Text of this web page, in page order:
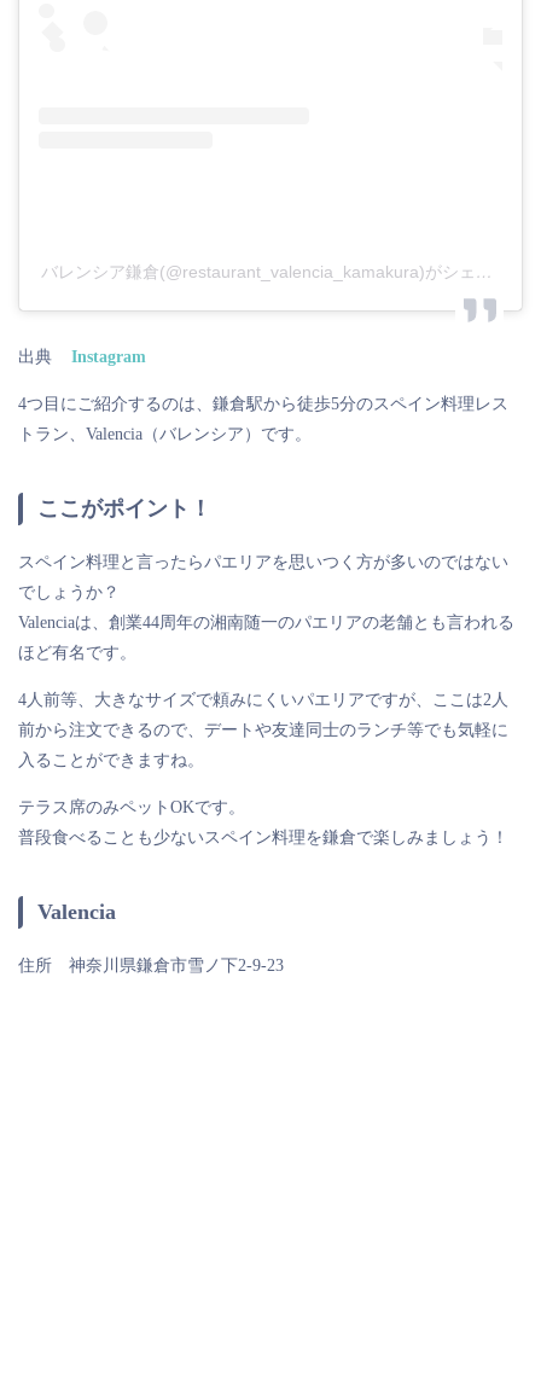
バレンシア鎌倉(@restaurant_valencia_kamakura)がシェアした投稿
出典 Instagram
4つ目にご紹介するのは、鎌倉駅から徒歩5分のスペイン料理レス
トラン、Valencia（バレンシア）です。
ここがポイント！
スペイン料理と言ったらパエリアを思いつく方が多いのではない
でしょうか？
Valenciaは、創業44周年の湘南随一のパエリアの老舗とも言われる
ほど有名です。
4人前等、大きなサイズで頼みにくいパエリアですが、ここは2人
前から注文できるので、デートや友達同士のランチ等でも気軽に
入ることができますね。
テラス席のみペットOKです。
普段食べることも少ないスペイン料理を鎌倉で楽しみましょう！
Valencia
住所 神奈川県鎌倉市雪ノ下2-9-23